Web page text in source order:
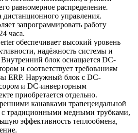
равномерное распределение.
дистанционного управления.
запрограммировать работу
часа.
обеспечивает высокий уровень
надёжность системы и
блок оснащается DC-
и соответствует требованиям
ERP. Наружный блок с DC-
и DC-инверторным
приобретается отдельно.
канавками трапецеидальной
традиционными медными трубками,
эффективность теплообмена,